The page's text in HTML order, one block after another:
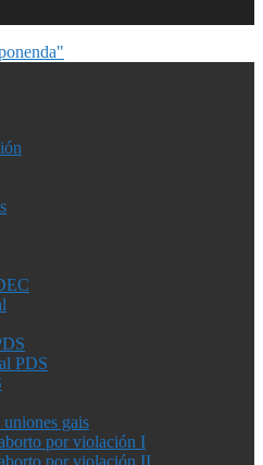
PDS
gais
por violación I
por violación II